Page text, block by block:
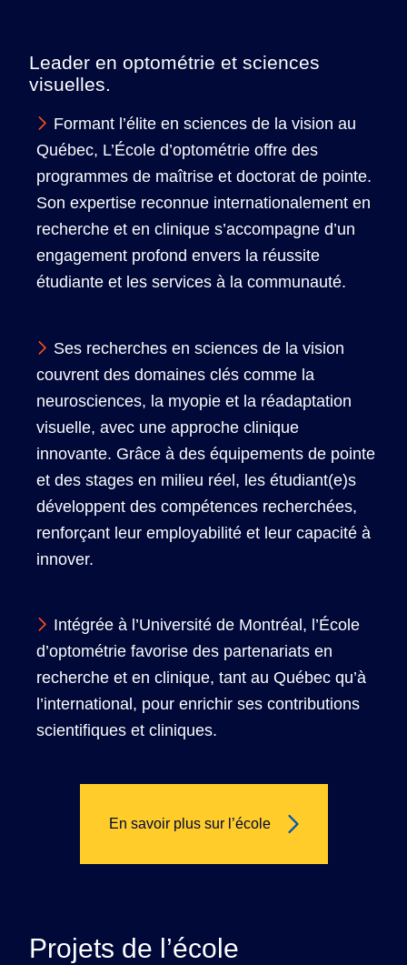
Leader en optométrie et sciences
visuelles.
Formant l’élite en sciences de la vision au
Québec, L’École d’optométrie offre des
programmes de maîtrise et doctorat de pointe.
Son expertise reconnue internationalement en
recherche et en clinique s’accompagne d’un
engagement profond envers la réussite
étudiante et les services à la communauté.
Ses recherches en sciences de la vision
couvrent des domaines clés comme la
neurosciences, la myopie et la réadaptation
visuelle, avec une approche clinique
innovante. Grâce à des équipements de pointe
et des stages en milieu réel, les étudiant(e)s
développent des compétences recherchées,
renforçant leur employabilité et leur capacité à
innover.
Intégrée à l’Université de Montréal, l’École
d’optométrie favorise des partenariats en
recherche et en clinique, tant au Québec qu’à
l’international, pour enrichir ses contributions
scientifiques et cliniques.
En savoir plus sur l’école
Projets de l’école